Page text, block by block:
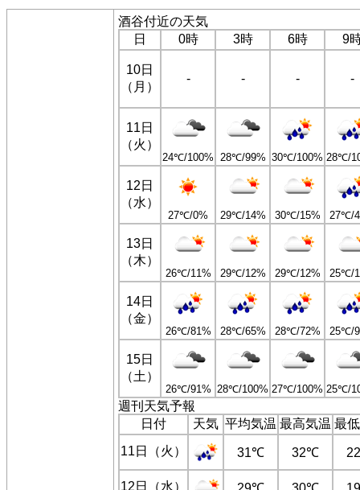
酒谷付近の天気
日
0時 3時 6時 9
10日
（月）
- - - -
11日
（火）
24℃/100% 28℃/99% 30℃/100% 28℃/
12日
（水）
27℃/0% 29℃/14% 30℃/15% 27℃/
13日
（木）
26℃/11% 29℃/12% 29℃/12% 25℃/
14日
（金）
26℃/81% 28℃/65% 28℃/72% 25℃/
15日
（土）
26℃/91% 28℃/100% 27℃/100% 25℃/
週刊天気予報
日付
天気 平均気温 最高気温 最
11日（火）
31℃ 32℃
12日（水）